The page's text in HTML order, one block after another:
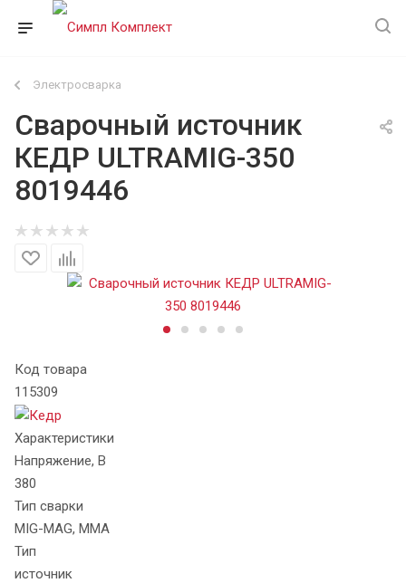
Электросварка
Сварочный источник
КЕДР ULTRAMIG-350
8019446
Код товара
115309
Характеристики
Напряжение, В
380
Тип сварки
MIG-MAG, MMA
Тип
источник